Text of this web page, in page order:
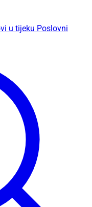
u tijeku Poslovni